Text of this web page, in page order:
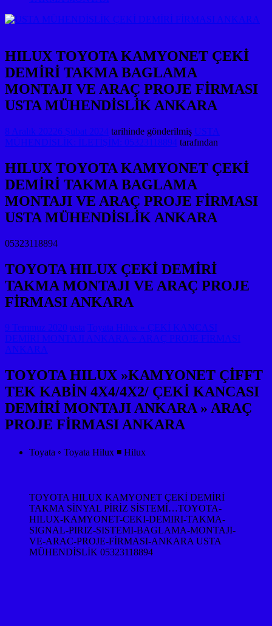
HILUX TOYOTA KAMYONET ÇEKİ
DEMİRİ TAKMA BAGLAMA
MONTAJI VE ARAÇ PROJE FİRMASI
USTA MÜHENDİSLİK ANKARA
8 Aralık 20226 Şubat 2024 tarihinde gönderilmiş USTA
MÜHENDİSLİK: İLETİŞİM: 05323118894 tarafından
HILUX TOYOTA KAMYONET ÇEKİ
DEMİRİ TAKMA BAGLAMA
MONTAJI VE ARAÇ PROJE FİRMASI
USTA MÜHENDİSLİK ANKARA
05323118894
TOYOTA HILUX ÇEKİ DEMİRİ
TAKMA MONTAJI VE ARAÇ PROJE
FİRMASI ANKARA
9 Temmuz 2020 usta Toyata Hilux » ÇEKİ KANCASI
DEMİRİ MONTAJI ANKARA » ARAÇ PROJE FİRMASI
ANKARA
TOYOTA HILUX »KAMYONET ÇİFFT
TEK KABİN 4X4/4X2/ ÇEKİ KANCASI
DEMİRİ MONTAJI ANKARA » ARAÇ
PROJE FİRMASI ANKARA
Toyata ◦ Toyata Hilux ◾ Hilux
TOYOTA HILUX KAMYONET ÇEKİ DEMİRİ
TAKMA SİNYAL PİRİZ SİSTEMİ…TOYOTA-
HILUX-KAMYONET-CEKI-DEMIRI-TAKMA-
SIGNAL-PIRIZ-SISTEMI-BAGLAMA-MONTAJI-
VE-ARAC-PROJE-FİRMASI-ANKARA USTA
MÜHENDİSLİK 05323118894